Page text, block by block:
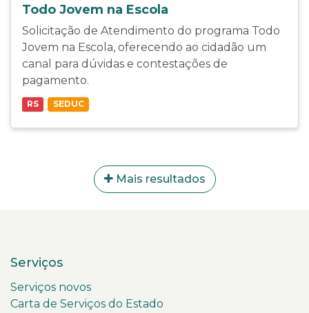
Todo Jovem na Escola
Solicitação de Atendimento do programa Todo
Jovem na Escola, oferecendo ao cidadão um
canal para dúvidas e contestações de
pagamento.
RS SEDUC
Mais resultados
Serviços
Serviços novos
Carta de Serviços do Estado